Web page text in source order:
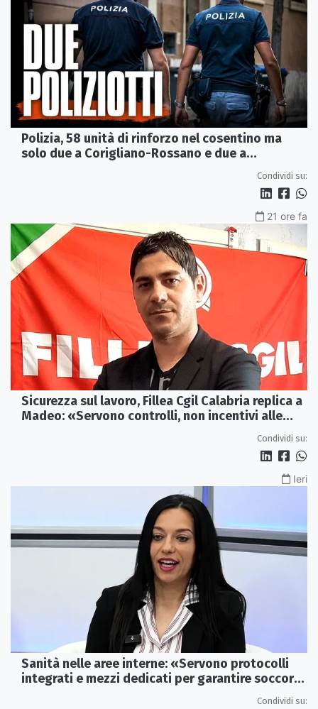
Polizia, 58 unità di rinforzo nel cosentino ma
solo due a Corigliano-Rossano e due a
Condividi su:
21 ore fa
Sicurezza sul lavoro, Fillea Cgil Calabria replica a
Madeo: «Servono controlli, non incentivi alle
Condividi su:
Ieri
Sanità nelle aree interne: «Servono protocolli
integrati e mezzi dedicati per garantire soccorsi
Condividi su: